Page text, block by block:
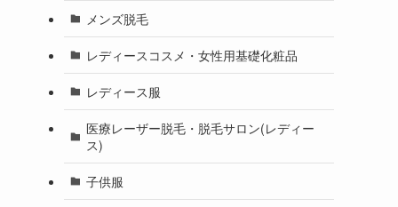
メンズ脱毛
レディースコスメ・女性用基礎化粧品
レディース服
医療レーザー脱毛・脱毛サロン(レディー
ス)
子供服